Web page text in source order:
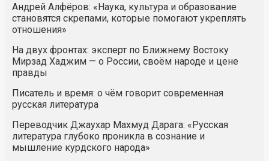
Андрей Алфёров: «Наука, культура и образование
становятся скрепами, которые помогают укреплять
отношения»
На двух фронтах: эксперт по Ближнему Востоку
Мирзад Хаджим — о России, своём народе и цене
правды
Писатель и время: о чём говорит современная
русская литература
Переводчик Джаухар Махмуд Дарага: «Русская
литература глубоко проникла в сознание и
мышление курдского народа»